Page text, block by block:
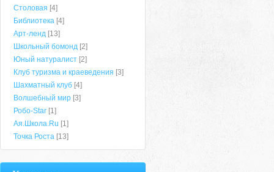
Столовая [4]
Библиотека [4]
Арт-ленд [13]
Школьный бомонд [2]
Юный натуралист [2]
Клуб туризма и краеведения [3]
Шахматный клуб [4]
Волшебный мир [3]
Робо-Star [1]
Ая.Школа.Ru [1]
Точка Роста [13]